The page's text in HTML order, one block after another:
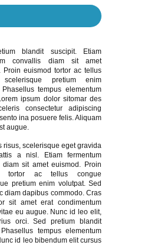
blandit suscipit. Etiam
convallis diam sit amet
Proin euismod tortor ac tellus
scelerisque pretium enim
Phasellus tempus elementum
ipsum dolor sitomar des
consectetur adipiscing
ina posuere felis. Aliquam
augue.
risus, scelerisque eget gravida
a nisl. Etiam fermentum
diam sit amet euismod. Proin
tortor ac tellus congue
pretium enim volutpat. Sed
diam dapibus commodo. Cras
sit amet erat condimentum
eu augue. Nunc id leo elit,
orci. Sed pretium blandit
tempus elementum
id leo bibendum elit cursus